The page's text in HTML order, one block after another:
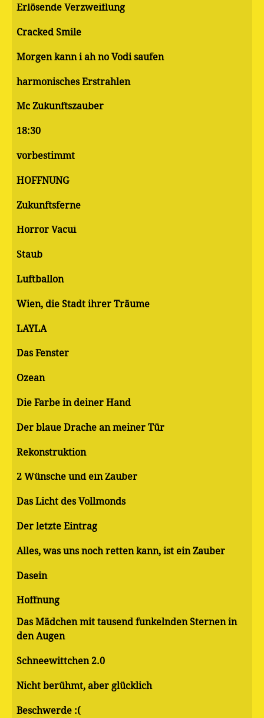
Erlösende Verzweiflung
Cracked Smile
Morgen kann i ah no Vodi saufen
harmonisches Erstrahlen
Mc Zukunftszauber
18:30
vorbestimmt
HOFFNUNG
Zukunftsferne
Horror Vacui
Staub
Luftballon
Wien, die Stadt ihrer Träume
LAYLA
Das Fenster
Ozean
Die Farbe in deiner Hand
Der blaue Drache an meiner Tür
Rekonstruktion
2 Wünsche und ein Zauber
Das Licht des Vollmonds
Der letzte Eintrag
Alles, was uns noch retten kann, ist ein Zauber
Dasein
Hoffnung
Das Mädchen mit tausend funkelnden Sternen in
den Augen
Schneewittchen 2.0
Nicht berühmt, aber glücklich
Beschwerde :(